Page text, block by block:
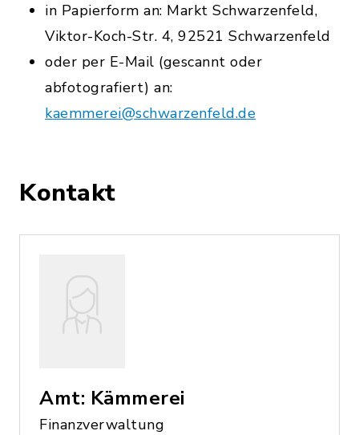
in Papierform an: Markt Schwarzenfeld,
Viktor-Koch-Str. 4, 92521 Schwarzenfeld
oder per E-Mail (gescannt oder
abfotografiert) an:
kaemmerei@schwarzenfeld.de
Kontakt
Amt: Kämmerei
Finanzverwaltung